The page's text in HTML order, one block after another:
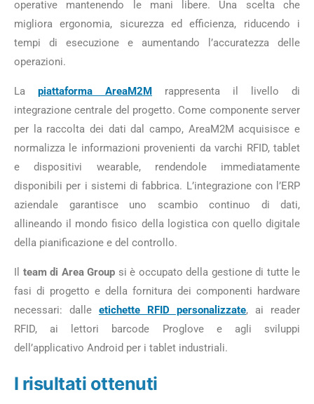
operative mantenendo le mani libere. Una scelta che
migliora ergonomia, sicurezza ed efficienza, riducendo i
tempi di esecuzione e aumentando l’accuratezza delle
operazioni.
La piattaforma AreaM2M rappresenta il livello di
integrazione centrale del progetto. Come componente server
per la raccolta dei dati dal campo, AreaM2M acquisisce e
normalizza le informazioni provenienti da varchi RFID, tablet
e dispositivi wearable, rendendole immediatamente
disponibili per i sistemi di fabbrica. L’integrazione con l’ERP
aziendale garantisce uno scambio continuo di dati,
allineando il mondo fisico della logistica con quello digitale
della pianificazione e del controllo.
Il team di Area Group si è occupato della gestione di tutte le
fasi di progetto e della fornitura dei componenti hardware
necessari: dalle etichette RFID personalizzate, ai reader
RFID, ai lettori barcode Proglove e agli sviluppi
dell’applicativo Android per i tablet industriali.
I risultati ottenuti